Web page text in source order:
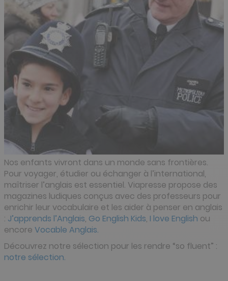
Nos enfants vivront dans un monde sans frontières.
Pour voyager, étudier ou échanger à l’international,
maîtriser l’anglais est essentiel. Viapresse propose des
magazines ludiques conçus avec des professeurs pour
enrichir leur vocabulaire et les aider à penser en anglais
: J’apprends l’Anglais, Go English Kids, I love English ou
encore Vocable Anglais.
Découvrez notre sélection pour les rendre “so fluent” :
notre sélection.